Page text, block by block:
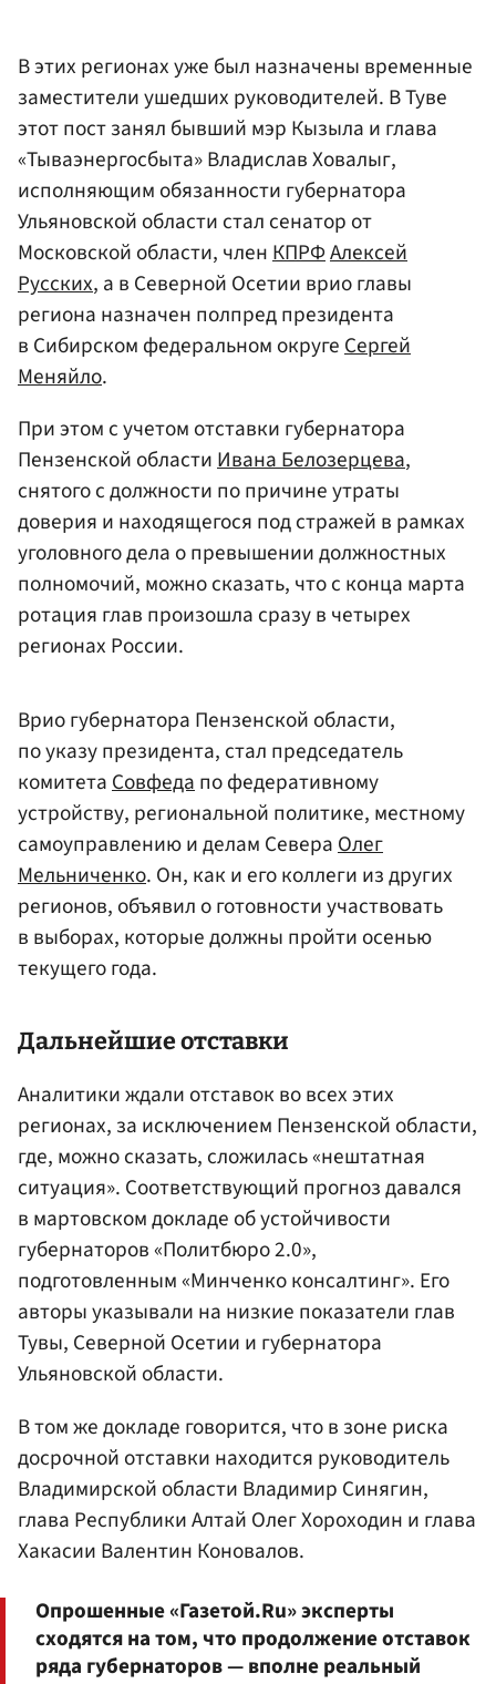
В этих регионах уже был назначены временные
заместители ушедших руководителей. В Туве
этот пост занял бывший мэр Кызыла и глава
«Тываэнергосбыта» Владислав Ховалыг,
исполняющим обязанности губернатора
Ульяновской области стал сенатор от
Московской области, членКПРФАлексей
Русских, а в Северной Осетии врио главы
региона назначен полпред президента
в Сибирском федеральном округеСергей
Меняйло.
При этом с учетом отставки губернатора
Пензенской областиИвана Белозерцева,
снятого с должности по причине утраты
доверия и находящегося под стражей в рамках
уголовного дела о превышении должностных
полномочий, можно сказать, что с конца марта
ротация глав произошла сразу в четырех
регионах России.
Врио губернатора Пензенской области,
по указу президента, стал председатель
комитетаСовфедапо федеративному
устройству, региональной политике, местному
самоуправлению и делам СевераОлег
Мельниченко. Он, как и его коллеги из других
регионов, объявил о готовности участвовать
в выборах, которые должны пройти осенью
текущего года.
Дальнейшие отставки
Аналитики ждали отставок во всех этих
регионах, за исключением Пензенской области,
где, можно сказать, сложилась «нештатная
ситуация». Соответствующий прогноз давался
в мартовском докладе об устойчивости
губернаторов «Политбюро 2.0»,
подготовленным «Минченко консалтинг». Его
авторы указывали на низкие показатели глав
Тувы, Северной Осетии и губернатора
Ульяновской области.
В том же докладе говорится, что в зоне риска
досрочной отставки находится руководитель
Владимирской области Владимир Синягин,
глава Республики Алтай Олег Хороходин и глава
Хакасии Валентин Коновалов.
Опрошенные «Газетой.Ru» эксперты
сходятся на том, что продолжение отставок
ряда губернаторов — вполне реальный